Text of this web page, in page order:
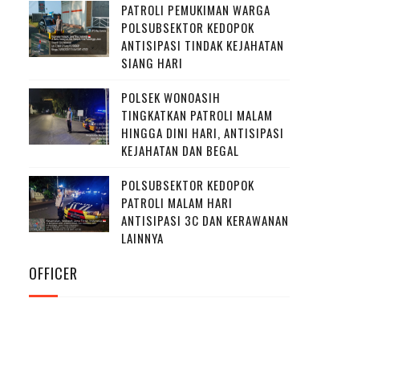
PATROLI PEMUKIMAN WARGA
POLSUBSEKTOR KEDOPOK
ANTISIPASI TINDAK KEJAHATAN
SIANG HARI
POLSEK WONOASIH
TINGKATKAN PATROLI MALAM
HINGGA DINI HARI, ANTISIPASI
KEJAHATAN DAN BEGAL
POLSUBSEKTOR KEDOPOK
PATROLI MALAM HARI
ANTISIPASI 3C DAN KERAWANAN
LAINNYA
OFFICER